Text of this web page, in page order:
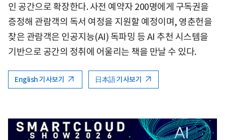
인 공간으로 확장한다. 사전 예약자 200명에게 구독권을
증정해 관람객의 독서 여정을 지원할 예정이며, 영춘헌을
찾은 관람객은 인공지능(AI) 독파밍 등 AI 추천 시스템을
기반으로 공간의 정취에 어울리는 책을 만날 수 있다.
English 기사보기 日本語 기사보기